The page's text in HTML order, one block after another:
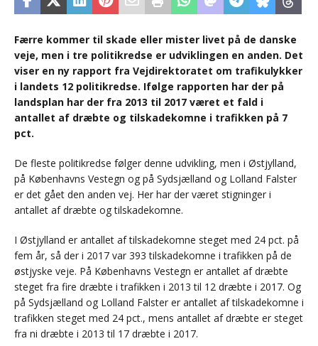
Færre kommer til skade eller mister livet på de danske
veje, men i tre politikredse er udviklingen en anden. Det
viser en ny rapport fra Vejdirektoratet om trafikulykker
i landets 12 politikredse. Ifølge rapporten har der på
landsplan har der fra 2013 til 2017 været et fald i
antallet af dræbte og tilskadekomne i trafikken på 7
pct.
De fleste politikredse følger denne udvikling, men i Østjylland,
på Københavns Vestegn og på Sydsjælland og Lolland Falster
er det gået den anden vej. Her har der været stigninger i
antallet af dræbte og tilskadekomne.
I Østjylland er antallet af tilskadekomne steget med 24 pct. på
fem år, så der i 2017 var 393 tilskadekomne i trafikken på de
østjyske veje. På Københavns Vestegn er antallet af dræbte
steget fra fire dræbte i trafikken i 2013 til 12 dræbte i 2017. Og
på Sydsjælland og Lolland Falster er antallet af tilskadekomne i
trafikken steget med 24 pct., mens antallet af dræbte er steget
fra ni dræbte i 2013 til 17 dræbte i 2017.